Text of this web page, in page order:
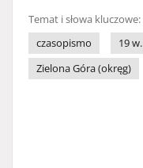
Temat i słowa kluczowe:
czasopismo
19 w.
Zielona Góra (okręg)